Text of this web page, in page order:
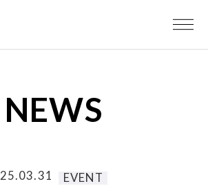
NEWS
25.03.31 EVENT